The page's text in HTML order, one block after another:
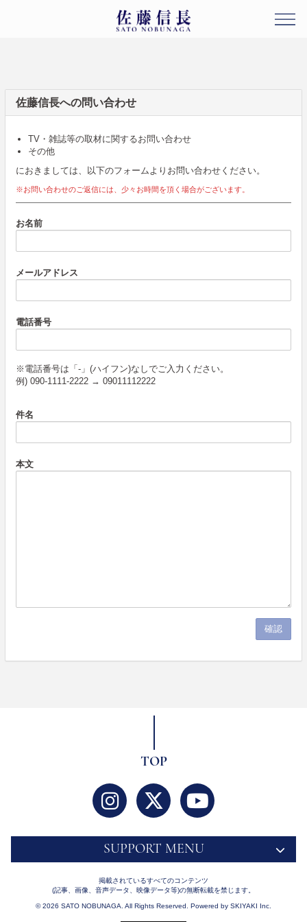
佐藤信長への問い合わせ
TV・雑誌等の取材に関するお問い合わせ
その他
におきましては、以下のフォームよりお問い合わせください。
※お問い合わせのご返信には、少々お時間を頂く場合がございます。
お名前
メールアドレス
電話番号
※電話番号は「-」(ハイフン)なしでご入力ください。
例) 090-1111-2222 → 09011112222
件名
本文
TOP
SUPPORT MENU
掲載されているすべてのコンテンツ
(記事、画像、音声データ、映像データ等)の無断転載を禁じます。
© 2026 SATO NOBUNAGA. All Rights Reserved. Powered by SKIYAKI Inc.